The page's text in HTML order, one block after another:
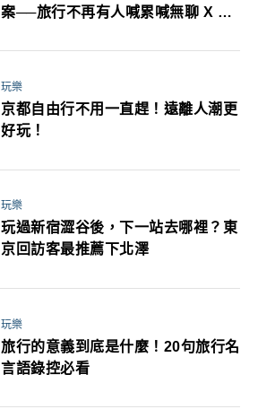
案──旅行不再有人喊累喊無聊 X 爸
玩樂
京都自由行不用一直趕！遠離人潮更
好玩！
玩樂
玩過新宿澀谷後，下一站去哪裡？東
京回訪客最推薦下北澤
玩樂
旅行的意義到底是什麼！20句旅行名
言語錄控必看